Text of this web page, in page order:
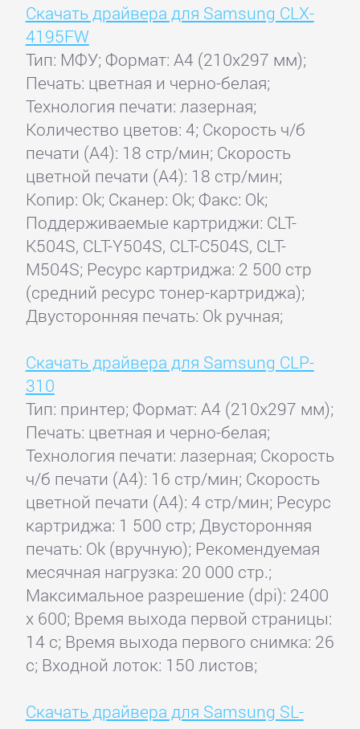
Скачать драйвера для Samsung CLX-
4195FW
Тип: МФУ; Формат: A4 (210x297 мм);
Печать: цветная и черно-белая;
Технология печати: лазерная;
Количество цветов: 4; Скорость ч/б
печати (А4): 18 стр/мин; Скорость
цветной печати (А4): 18 стр/мин;
Копир: Ok; Сканер: Ok; Факс: Ok;
Поддерживаемые картриджи: CLT-
K504S, CLT-Y504S, CLT-C504S, CLT-
M504S; Ресурс картриджа: 2 500 стр
(средний ресурс тонер-картриджа);
Двусторонняя печать: Ok ручная;
Скачать драйвера для Samsung CLP-
310
Тип: принтер; Формат: A4 (210x297 мм);
Печать: цветная и черно-белая;
Технология печати: лазерная; Скорость
ч/б печати (А4): 16 стр/мин; Скорость
цветной печати (А4): 4 стр/мин; Ресурс
картриджа: 1 500 стр; Двусторонняя
печать: Ok (вручную); Рекомендуемая
месячная нагрузка: 20 000 стр.;
Максимальное разрешение (dpi): 2400
x 600; Время выхода первой страницы:
14 с; Время выхода первого снимка: 26
с; Входной лоток: 150 листов;
Скачать драйвера для Samsung SL-